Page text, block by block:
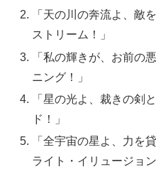
「天の川の奔流よ、敵
ストリーム！」
「私の輝きが、お前の
ニング！」
「星の光よ、裁きの剣
ド！」
「全宇宙の星よ、力を
ライト・イリュージョン